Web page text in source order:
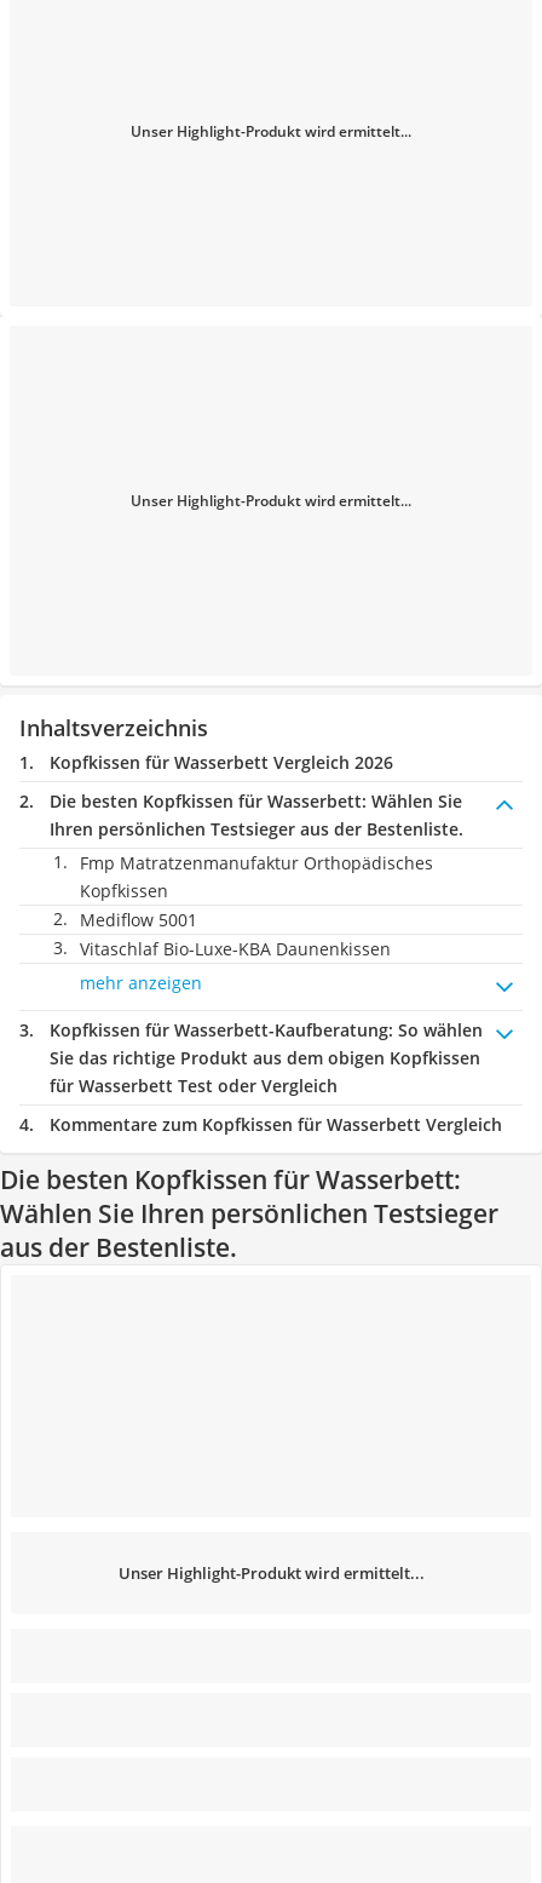
Unser Highlight-Produkt wird ermittelt...
Unser Highlight-Produkt wird ermittelt...
Inhaltsverzeichnis
Kopfkissen für Wasserbett Vergleich 2026
Die besten Kopfkissen für Wasserbett: Wählen Sie
Ihren persönlichen Testsieger aus der Bestenliste.
Fmp Matratzenmanufaktur Orthopädisches
Kopfkissen
Mediflow 5001
Vitaschlaf Bio-Luxe-KBA Daunenkissen
mehr anzeigen
Kopfkissen für Wasserbett-Kaufberatung: So wählen
Sie das richtige Produkt aus dem obigen Kopfkissen
für Wasserbett Test oder Vergleich
Kommentare zum Kopfkissen für Wasserbett Vergleich
Die besten Kopfkissen für Wasserbett:
Wählen Sie Ihren persönlichen Testsieger
aus der Bestenliste.
Unser Highlight-Produkt wird ermittelt...